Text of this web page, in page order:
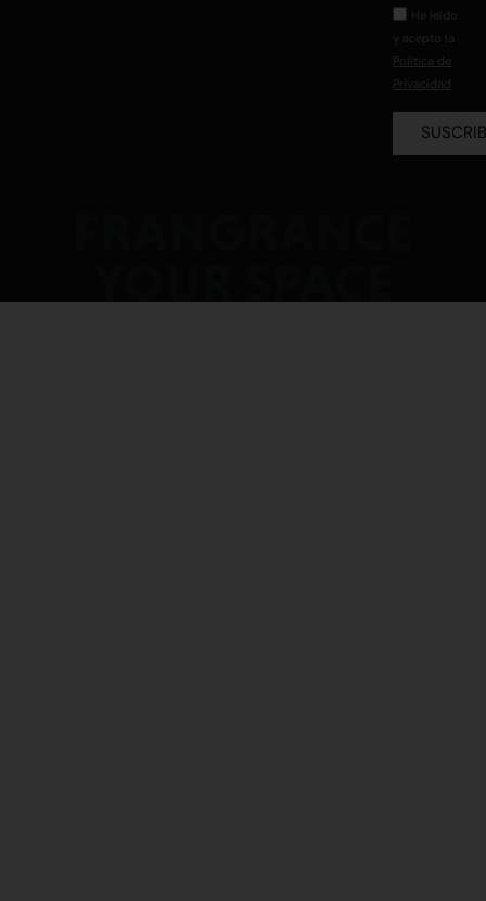
He leído
y acepto la
Política de
Privacidad